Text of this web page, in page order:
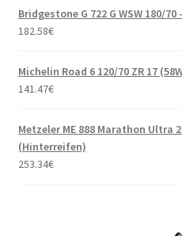
Bridgestone G 722 G WSW 180/
182.58€
Michelin Road 6 120/70 ZR 17
141.47€
Metzeler ME 888 Marathon Ultra
(Hinterreifen)
253.34€